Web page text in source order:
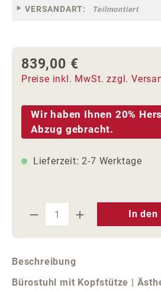
VERSANDART: Teilmontiert
Regulärer Preis:
839,00 €
Preise inkl. MwSt. zzgl.
Wir haben Ihnen 20%
Abzug gebracht.
Lieferzeit: 2-7 Werktage
Produkt Anzahl: Gib
In
Beschreibung
Bürostuhl mit Kopfstütze |